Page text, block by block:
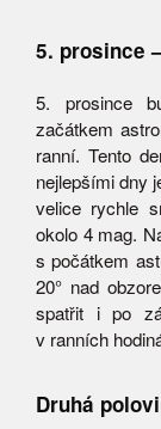
5. prosince
5. prosince
začátkem
ranní. Tento
nejlepšími dny
velice rychle
okolo 4 mag.
s počátkem
20° nad
spatřit i po
v ranních
Druhá